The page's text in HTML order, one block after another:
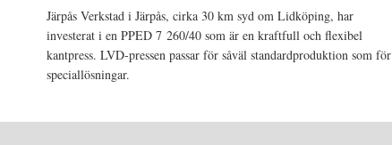
Järpås Verkstad i Järpås, cirka 30 km syd om Lidköping, har
investerat i en PPED 7 260/40 som är en kraftfull och flexibel
kantpress. LVD-pressen passar för såväl standardproduktion som för
speciallösningar.